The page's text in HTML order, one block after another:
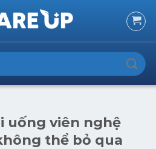
uống viên nghệ
thể bỏ qua